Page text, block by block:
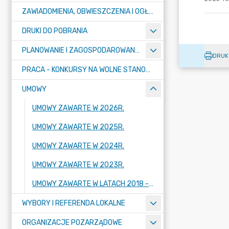
ZAWIADOMIENIA, OBWIESZCZENIA I OGŁOSZENIA
DRUKI DO POBRANIA
PLANOWANIE I ZAGOSPODAROWANIE PRZESTRZENNE
PRACA - KONKURSY NA WOLNE STANOWISKA
UMOWY
UMOWY ZAWARTE W 2026R.
UMOWY ZAWARTE W 2025R.
UMOWY ZAWARTE W 2024R.
UMOWY ZAWARTE W 2023R.
UMOWY ZAWARTE W LATACH 2018 - 2022
WYBORY I REFERENDA LOKALNE
ORGANIZACJE POZARZĄDOWE